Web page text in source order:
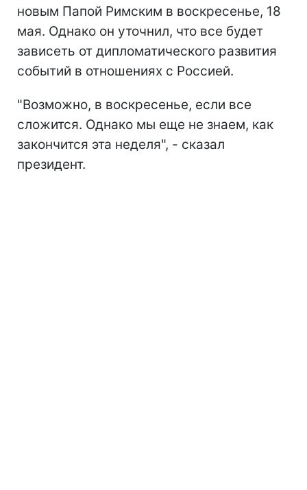
новым Папой Римским в воскресенье, 18
мая. Однако он уточнил, что все будет
зависеть от дипломатического развития
событий в отношениях с Россией.
"Возможно, в воскресенье, если все
сложится. Однако мы еще не знаем, как
закончится эта неделя", - сказал
президент.